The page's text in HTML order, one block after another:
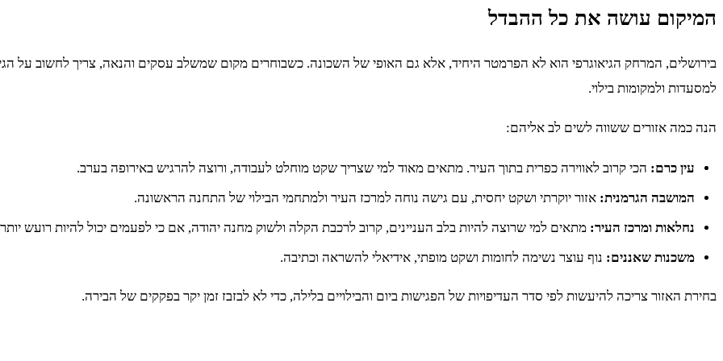
המיקום עושה את כל ההבדל
בירושלים, המרחק הגיאוגרפי הוא לא הפרמטר היחיד, אלא גם האופי של השכונה. כשבוחרים מקום שמשלב עסקים והנאה, צריך לחשוב על
למסעדות ולמקומות בילוי.
הנה כמה אזורים ששווה לשים לב אליהם:
עין כרם: הכי קרוב לאווירה כפרית בתוך העיר. מתאים מאוד למי שצריך שקט מוחלט לעבודה, ורוצה להרגיש באירופה בערב.
המושבה הגרמנית: אזור יוקרתי ושקט יחסית, עם גישה נוחה למרכז העיר ולמתחמי הבילוי של התחנה הראשונה.
נחלאות ומרכז העיר: מתאים למי שרוצה להיות בלב העניינים, קרוב לרכבת הקלה ולשוק מחנה יהודה, אם כי לפעמים יכול להיות רועש
משכנות שאננים: נוף עוצר נשימה לחומות ושקט מופתי, אידיאלי להשראה וכתיבה.
בחירת האזור צריכה להיעשות לפי סדר העדיפויות של הפגישות ביום והבילויים בלילה, כדי לא לבזבז זמן יקר בפקקים של הבירה.